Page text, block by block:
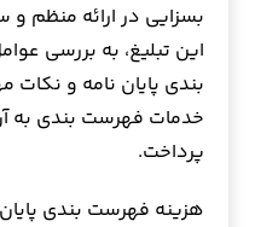
بسزایی در ارائه منظم و
این تبلیغ، به بررسی
بندی پایان نامه و نکات
خدمات فهرست بندی به
پرداخت.
هزینه فهرست بندی